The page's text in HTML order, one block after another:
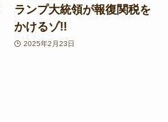
ランプ大統領が報復関税を
かけるゾ!!
2025年2月23日